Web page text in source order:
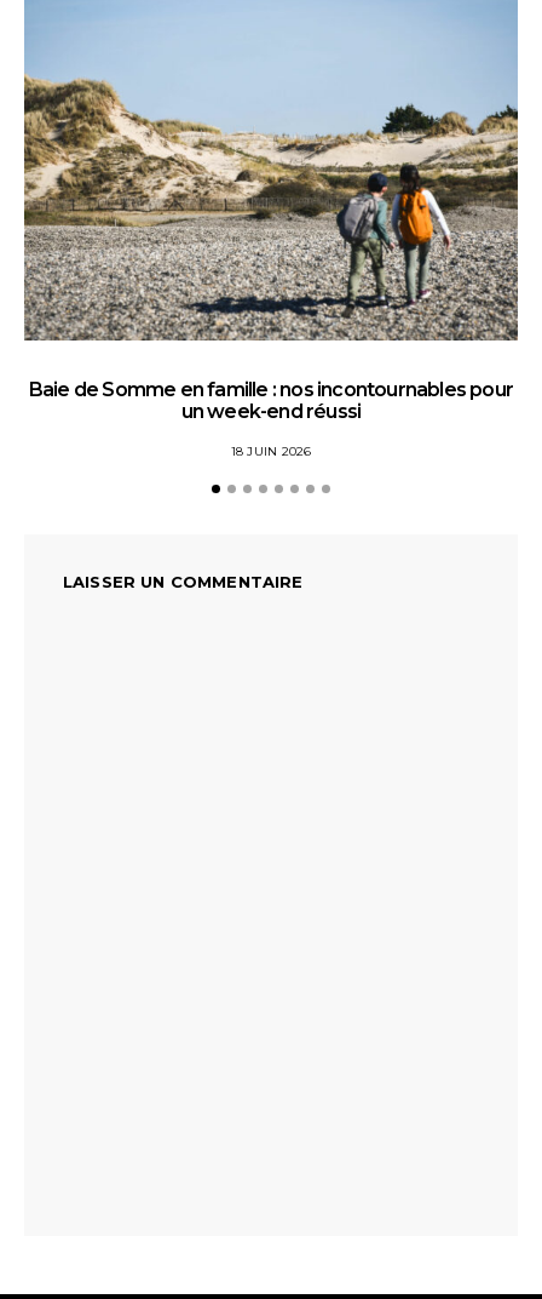
Baie de Somme en famille : nos incontournables pour
un week-end réussi
18 JUIN 2026
LAISSER UN COMMENTAIRE